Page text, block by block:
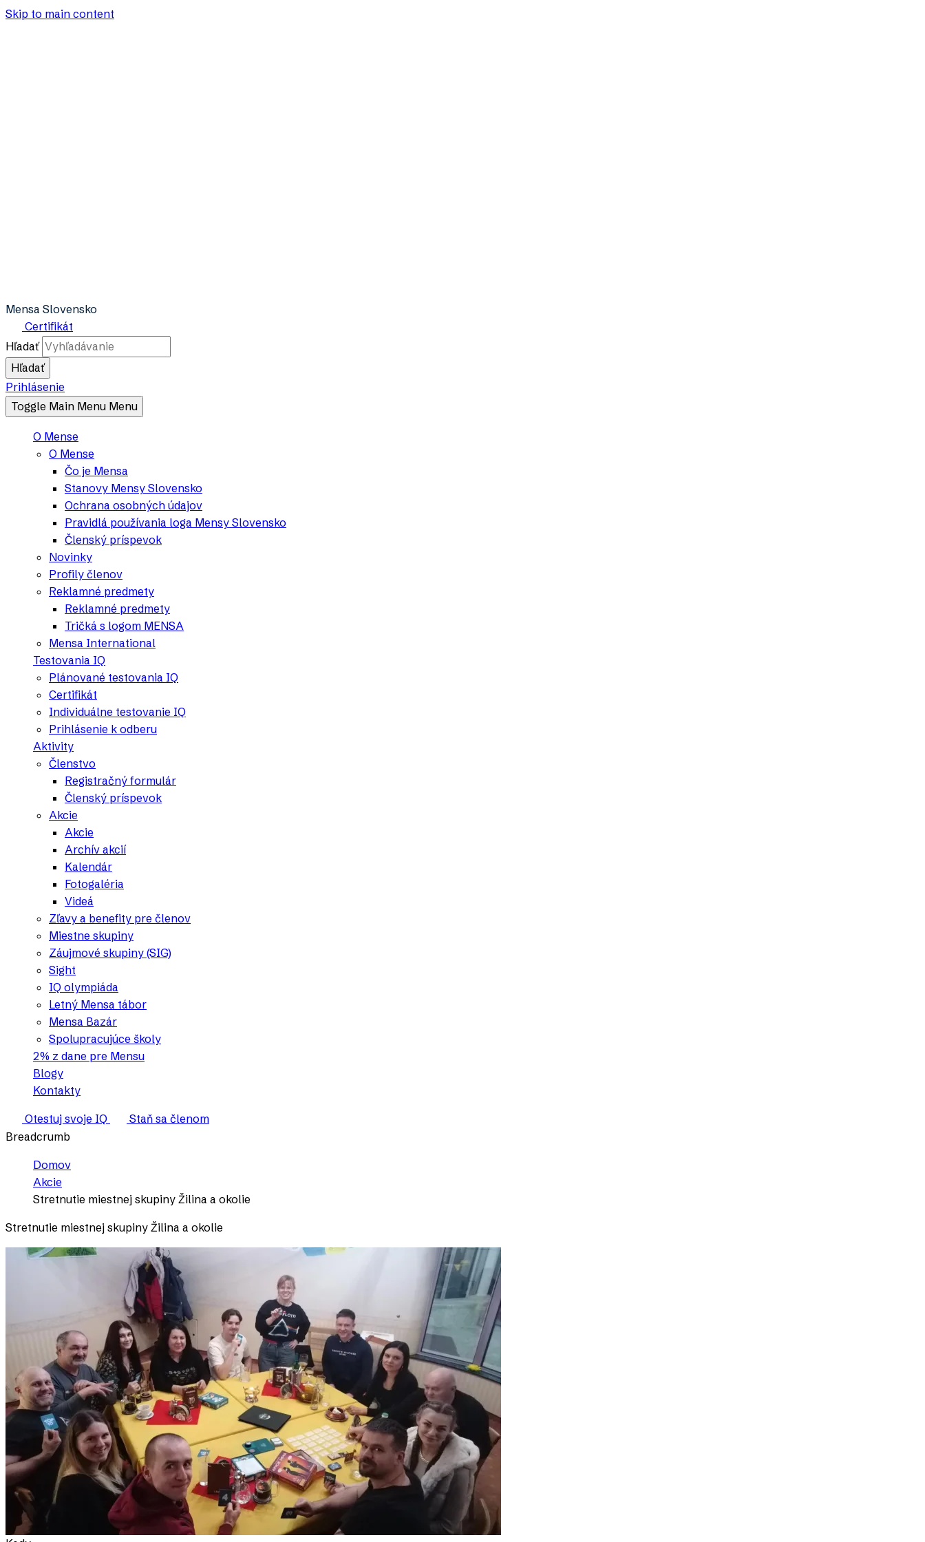
Skip to main content
Mensa Slovensko
Certifikát
Hľadať
Prihlásenie
Toggle Main Menu Menu
O Mense
O Mense
Čo je Mensa
Stanovy Mensy Slovensko
Ochrana osobných údajov
Pravidlá používania loga Mensy Slovensko
Členský príspevok
Novinky
Profily členov
Reklamné predmety
Reklamné predmety
Tričká s logom MENSA
Mensa International
Testovania IQ
Plánované testovania IQ
Certifikát
Individuálne testovanie IQ
Prihlásenie k odberu
Aktivity
Členstvo
Registračný formulár
Členský príspevok
Akcie
Akcie
Archív akcií
Kalendár
Fotogaléria
Videá
Zľavy a benefity pre členov
Miestne skupiny
Záujmové skupiny (SIG)
Sight
IQ olympiáda
Letný Mensa tábor
Mensa Bazár
Spolupracujúce školy
2% z dane pre Mensu
Blogy
Kontakty
Otestuj svoje IQ
Staň sa členom
Breadcrumb
Domov
Akcie
Stretnutie miestnej skupiny Žilina a okolie
Stretnutie miestnej skupiny Žilina a okolie